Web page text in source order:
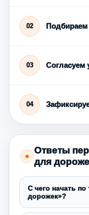
02
03 Согласуем
04
●
Ответы
для
С чего начать по
дорожек»?